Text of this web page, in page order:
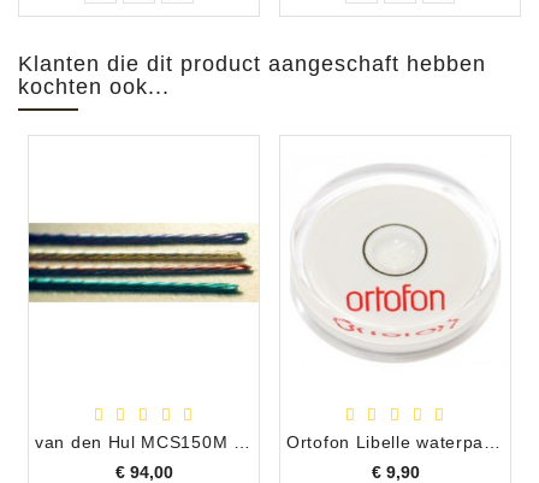
Klanten die dit product aangeschaft hebben
kochten ook...
€ 94,00Prijs
€ 9,90Prijs